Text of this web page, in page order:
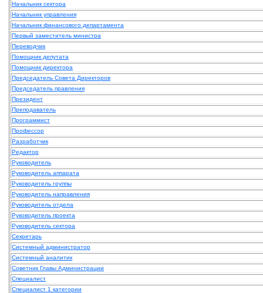
Начальник сектора
Начальник управления
Начальник финансового департамента
Первый заместитель министра
Переводчик
Помощник депутата
Помощник директора
Председатель Совета Директоров
Председатель правления
Президент
Преподаватель
Программист
Профессор
Разработчик
Редактор
Руководитель
Руководитель аппарата
Руководитель группы
Руководитель направления
Руководитель отдела
Руководитель проекта
Руководитель сектора
Секретарь
Системный администратор
Системный аналитик
Советник Главы Администрации
Специалист
Специалист 1 категории